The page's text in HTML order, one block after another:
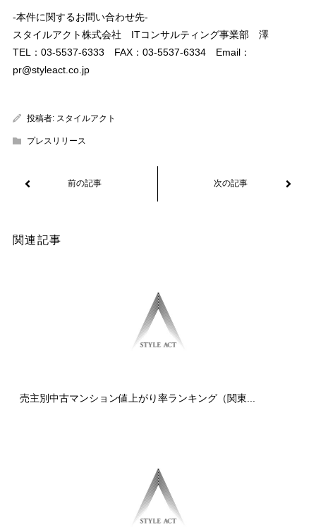
-本件に関するお問い合わせ先-
スタイルアクト株式会社 ITコンサルティング事業部 澤
TEL：03-5537-6333 FAX：03-5537-6334 Email：
pr@styleact.co.jp
投稿者: スタイルアクト
プレスリリース
関連記事
売主別中古マンション値上がり率ランキング（関東...